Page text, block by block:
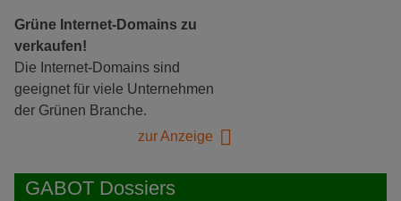
Grüne Internet-Domains zu
verkaufen!
Die Internet-Domains sind
geeignet für viele Unternehmen
der Grünen Branche.
zur Anzeige
GABOT Dossiers